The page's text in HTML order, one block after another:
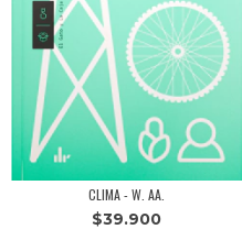
CLIMA - W. AA.
$39.900